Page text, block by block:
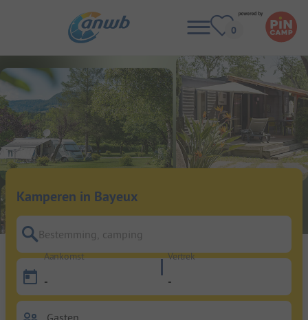
Kamperen in Bayeux
Bestemming, camping
Aankomst
-
Vertrek
-